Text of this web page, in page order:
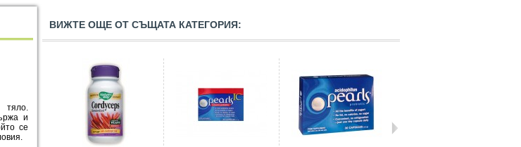
и
се
ВИЖТЕ ОЩЕ ОТ СЪЩАТА КАТЕГОРИЯ: